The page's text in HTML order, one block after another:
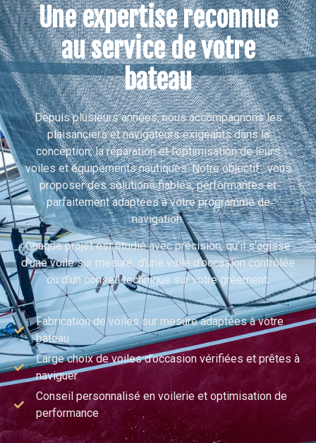
Une expertise reconnue
au service de votre
bateau
Depuis plusieurs années, nous accompagnons les
plaisanciers et navigateurs exigeants dans la
conception, la réparation et l’optimisation de leurs
voiles et équipements nautiques. Notre objectif : vous
proposer des solutions fiables, performantes et
parfaitement adaptées à votre programme de
navigation.
Chaque projet est étudié avec précision, qu’il s’agisse
d’une voile sur mesure, d’une voile d’occasion contrôlée
ou d’un conseil technique sur votre gréement.
Fabrication de voiles sur mesure adaptées à votre
bateau
Large choix de voiles d’occasion vérifiées et prêtes à
naviguer
Conseil personnalisé en voilerie et optimisation de
performance